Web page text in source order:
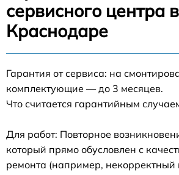
сервисного центра в
Краснодаре
Гарантия от сервиса: на
комплектующие — до 3 месяцев.
Что считается гарантийным
Для работ: Повторное
который прямо обусловлен с
ремонта (например, некорректный